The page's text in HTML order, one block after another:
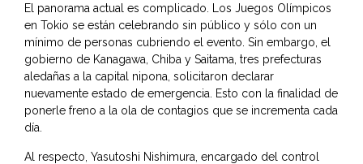
El panorama actual es complicado. Los Juegos Olímpicos
en Tokio se están celebrando sin público y sólo con un
mínimo de personas cubriendo el evento. Sin embargo, el
gobierno de Kanagawa, Chiba y Saitama, tres prefecturas
aledañas a la capital nipona, solicitaron declarar
nuevamente estado de emergencia. Esto con la finalidad de
ponerle freno a la ola de contagios que se incrementa cada
día.
Al respecto, Yasutoshi Nishimura, encargado del control